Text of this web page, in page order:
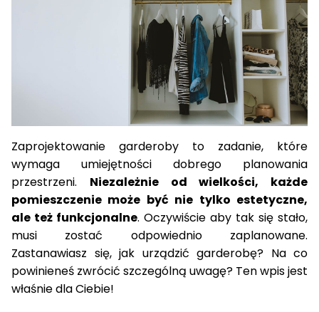
Zaprojektowanie garderoby to zadanie, które
wymaga umiejętności dobrego planowania
przestrzeni. Niezależnie od wielkości, każde
pomieszczenie może być nie tylko estetyczne,
ale też funkcjonalne. Oczywiście aby tak się stało,
musi zostać odpowiednio zaplanowane.
Zastanawiasz się, jak urządzić garderobę? Na co
powinieneś zwrócić szczególną uwagę? Ten wpis jest
właśnie dla Ciebie!